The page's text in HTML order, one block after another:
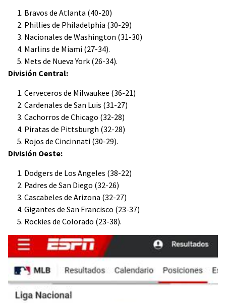
Bravos de Atlanta (40-20)
Phillies de Philadelphia (30-29)
Nacionales de Washington (31-30)
Marlins de Miami (27-34).
Mets de Nueva York (26-34).
División Central:
Cerveceros de Milwaukee (36-21)
Cardenales de San Luis (31-27)
Cachorros de Chicago (32-28)
Piratas de Pittsburgh (32-28)
Rojos de Cincinnati (30-29).
División Oeste:
Dodgers de Los Angeles (38-22)
Padres de San Diego (32-26)
Cascabeles de Arizona (32-27)
Gigantes de San Francisco (23-37)
Rockies de Colorado (23-38).